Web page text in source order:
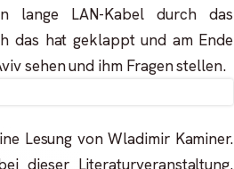
lange LAN-Kabel durch das
das hat geklappt und am Ende
sehen und ihm Fragen stellen.
Lesung von Wladimir Kaminer.
dieser Literaturveranstaltung.